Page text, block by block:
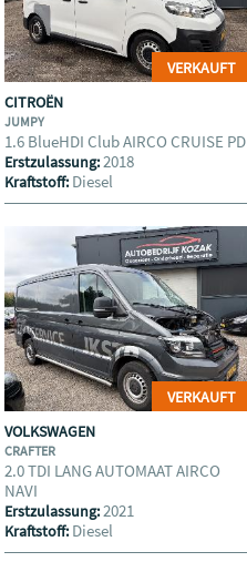
VERKAUFT
CITROËN
JUMPY
1.6 BlueHDI Club AIRCO CRUISE PD
Erstzulassung:2018
Kraftstoff: Diesel
VERKAUFT
VOLKSWAGEN
CRAFTER
2.0 TDI LANG AUTOMAAT AIRCO
NAVI
Erstzulassung:2021
Kraftstoff: Diesel